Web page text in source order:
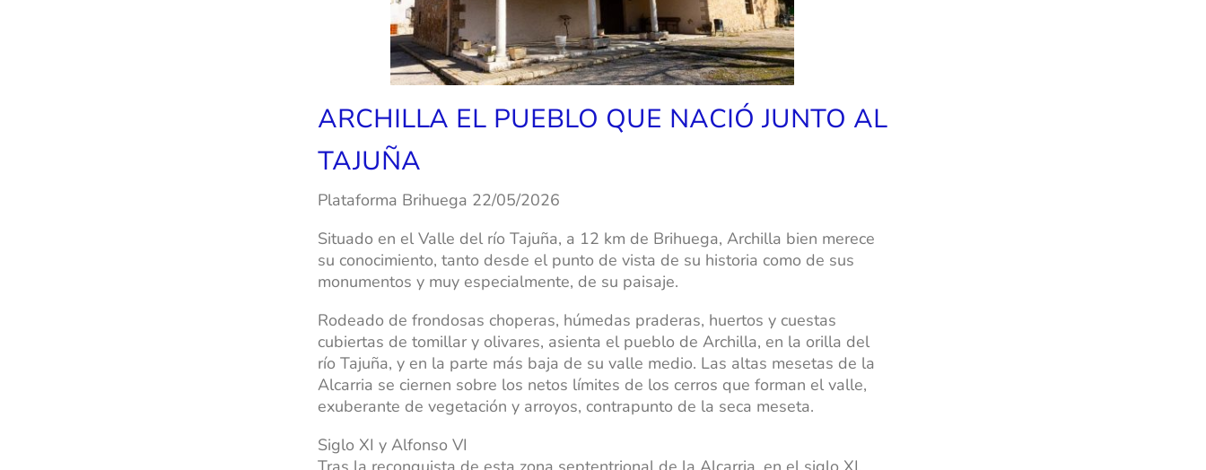
ARCHILLA EL PUEBLO QUE NACIÓ JUNTO AL
TAJUÑA
Plataforma Brihuega 22/05/2026
Situado en el Valle del río Tajuña, a 12 km de Brihuega, Archilla bien merece
su conocimiento, tanto desde el punto de vista de su historia como de sus
monumentos y muy especialmente, de su paisaje.
Rodeado de frondosas choperas, húmedas praderas, huertos y cuestas
cubiertas de tomillar y olivares, asienta el pueblo de Archilla, en la orilla del
río Tajuña, y en la parte más baja de su valle medio. Las altas mesetas de la
Alcarria se ciernen sobre los netos límites de los cerros que forman el valle,
exuberante de vegetación y arroyos, contrapunto de la seca meseta.
Siglo XI y Alfonso VI